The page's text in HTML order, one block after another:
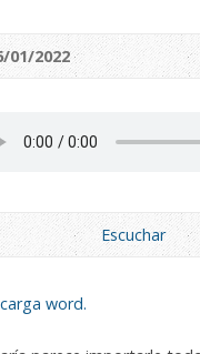
01/2022
Escuchar
word.